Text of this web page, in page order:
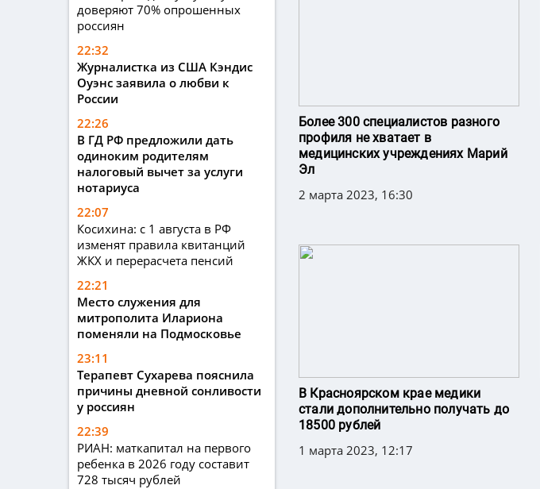
доверяют 70% опрошенных
россиян
22:32
Журналистка из США Кэндис
Оуэнс заявила о любви к
России
22:26
В ГД РФ предложили дать
одиноким родителям
налоговый вычет за услуги
нотариуса
22:07
Косихина: с 1 августа в РФ
изменят правила квитанций
ЖКХ и перерасчета пенсий
22:21
Место служения для
митрополита Илариона
поменяли на Подмосковье
23:11
Терапевт Сухарева пояснила
причины дневной сонливости
у россиян
22:39
РИАН: маткапитал на первого
ребенка в 2026 году составит
728 тысяч рублей
Более 300 специалистов разного
профиля не хватает в
медицинских учреждениях Марий
Эл
2 марта 2023, 16:30
В Красноярском крае медики
стали дополнительно получать до
18500 рублей
1 марта 2023, 12:17